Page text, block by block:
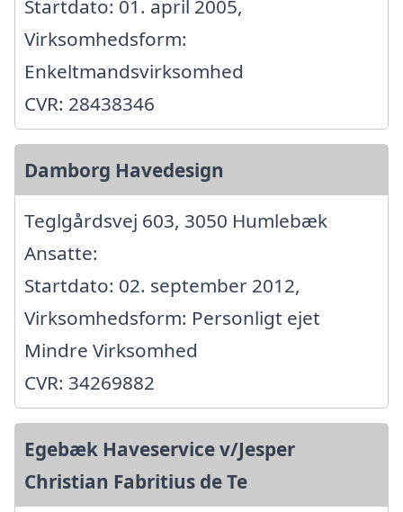
Startdato: 01. april 2005,
Virksomhedsform:
Enkeltmandsvirksomhed
CVR: 28438346
Damborg Havedesign
Teglgårdsvej 603, 3050 Humlebæk
Ansatte:
Startdato: 02. september 2012,
Virksomhedsform: Personligt ejet
Mindre Virksomhed
CVR: 34269882
Egebæk Haveservice v/Jesper
Christian Fabritius de Te